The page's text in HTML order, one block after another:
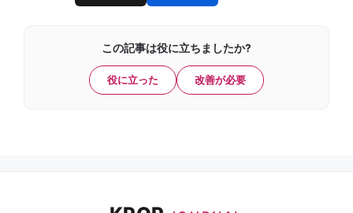
この記事は役に立ちましたか?
役に立った 改善が必要